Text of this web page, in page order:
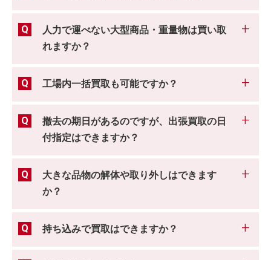
人力で運べない大型商品・重量物は買い取
れますか？
工場内一括買取も可能ですか？
撤去の期日があるのですが、出張買取の日
付指定はできますか？
大きな品物の解体や取り外しはできます
か？
持ち込みで買取はできますか？